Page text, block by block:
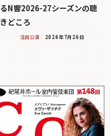
るN響2026-27シーズンの聴
きどころ
注目公演 2026年7月26日